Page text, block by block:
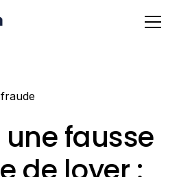
fausse